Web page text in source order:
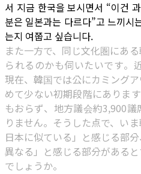
서 지금 한국을 보시면서 “이건
분은 일본과는 다르다”고 느끼시
는지 여쭙고 싶습니다.
また一方で、同じ文化圏にあ
られるのかも伺いたいです。
現在、韓国では公にカミング
めて少ない初期段階にありま
もおらず、地方議会約3,900
りません。そうした点で、い
日本に似ている」と感じる部
異なる」と感じる部分がある
でしょうか。